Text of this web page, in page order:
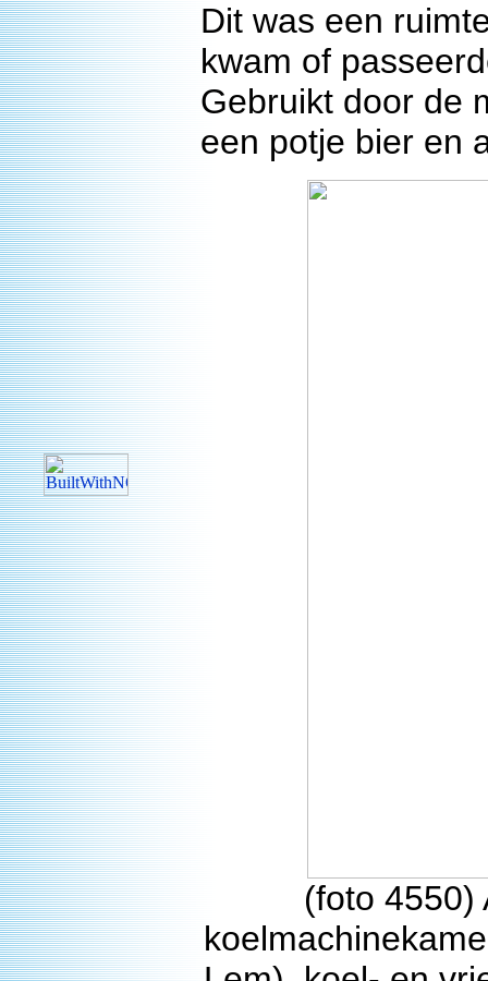
Dit was een
kwam of
Gebruikt door de
een potje bier en
(foto 4550)